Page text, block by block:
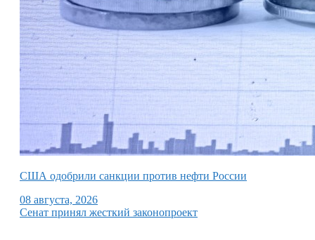
США одобрили санкции против нефти России
08 августа, 2026
Сенат принял жесткий законопроект